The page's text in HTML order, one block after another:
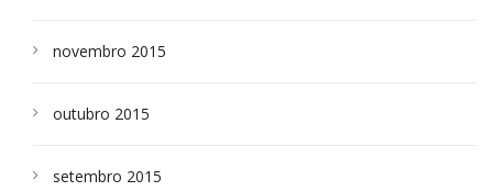
novembro 2015
outubro 2015
setembro 2015